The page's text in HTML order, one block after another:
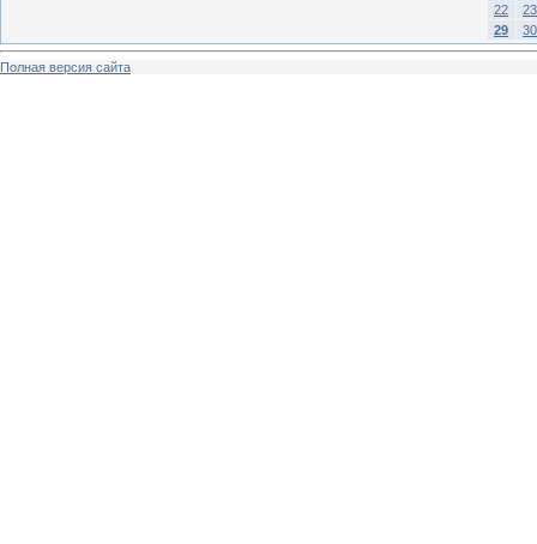
22
23
29
30
Полная версия сайта